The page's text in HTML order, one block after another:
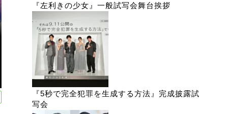
『左利きの少女』一般試写会舞台挨拶
『5秒で完全犯罪を生成する方法』完成披露試
写会